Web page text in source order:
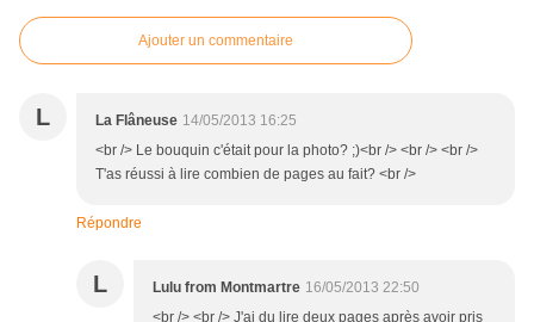
Ajouter un commentaire
L La Flâneuse 14/05/2013 16:25
<br /> Le bouquin c'était pour la photo? ;)<br /> <br /> <br />
T'as réussi à lire combien de pages au fait? <br />
Répondre
L Lulu from Montmartre 16/05/2013 22:50
<br /> <br /> J'ai du lire deux pages après avoir pris